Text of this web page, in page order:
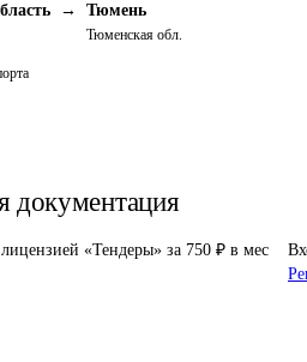
→ Тюмень
Тюменская обл.
документация
«Тендеры» за 750 ₽ в мес